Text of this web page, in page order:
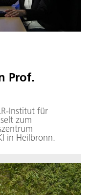
Prof.
Institut für
zum
in Heilbronn.